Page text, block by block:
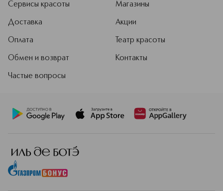
Сервисы красоты
Доставка
Оплата
Обмен и возврат
Частые вопросы
Магазины
Акции
Театр красоты
Контакты